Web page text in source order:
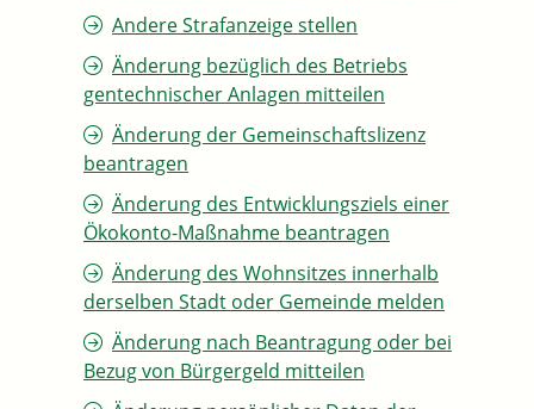
Andere Strafanzeige stellen
Änderung bezüglich des Betriebs
gentechnischer Anlagen mitteilen
Änderung der Gemeinschaftslizenz
beantragen
Änderung des Entwicklungsziels einer
Ökokonto-Maßnahme beantragen
Änderung des Wohnsitzes innerhalb
derselben Stadt oder Gemeinde melden
Änderung nach Beantragung oder bei
Bezug von Bürgergeld mitteilen